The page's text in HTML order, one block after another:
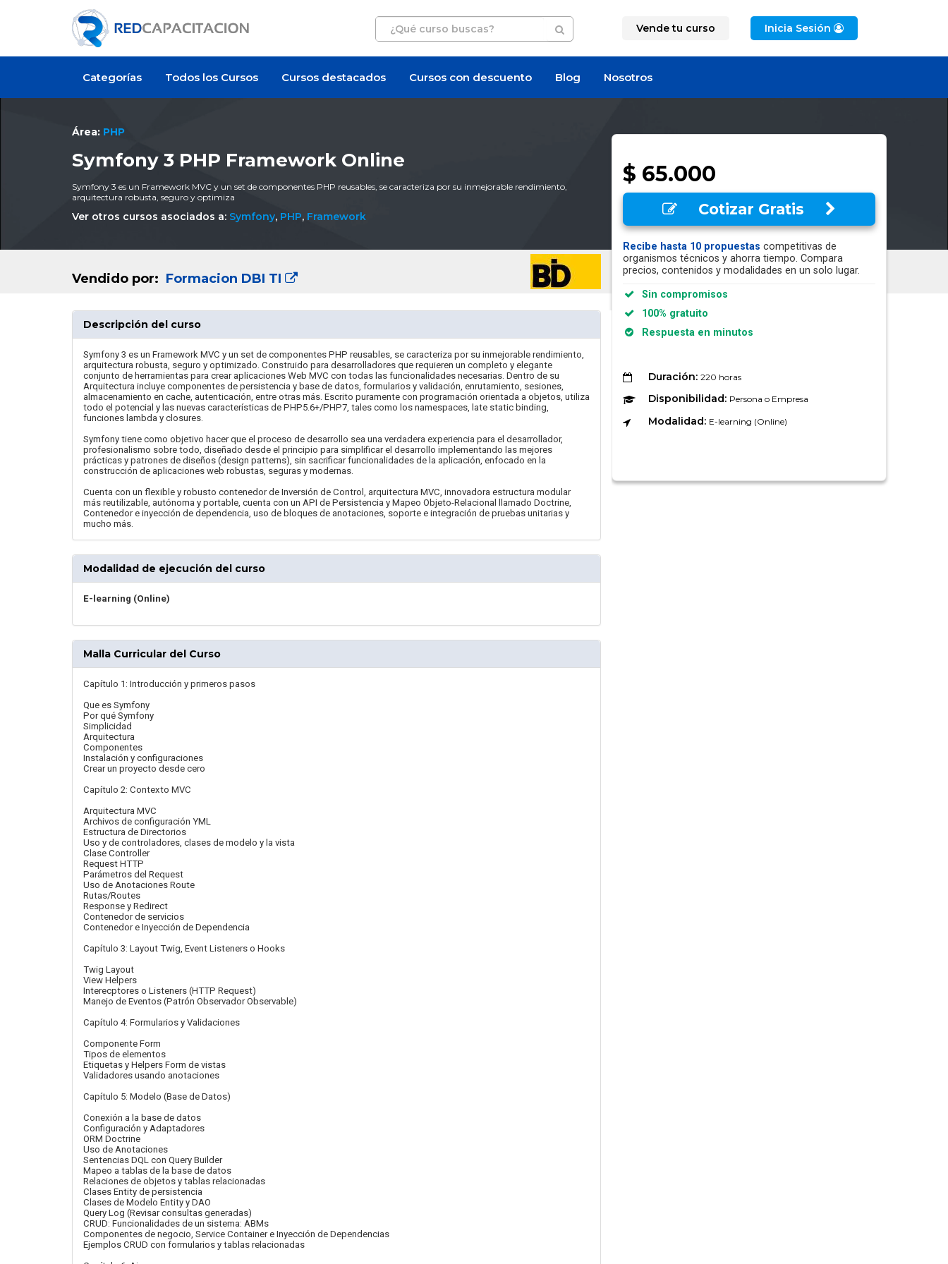
Vende tu curso Inicia Sesión
Categorías Todos los Cursos Cursos destacados Cursos con descuento Blog Nosotros
Área: PHP
Symfony 3 PHP Framework Online
Symfony 3 es un Framework MVC y un set de componentes PHP reusables, se caracteriza por su inmejorable rendimiento,
arquitectura robusta, seguro y optimiza
Ver otros cursos asociados a: Symfony, PHP, Framework
Vendido por: Formacion DBI TI
$ 65.000
Cotizar Gratis
Recibe hasta 10 propuestas competitivas de
organismos técnicos y ahorra tiempo. Compara
precios, contenidos y modalidades en un solo lugar.
Sin compromisos
100% gratuito
Respuesta en minutos
Duración: 220 horas
Disponibilidad: Persona o Empresa
Modalidad: E-learning (Online)
Descripción del curso
Symfony 3 es un Framework MVC y un set de componentes PHP reusables, se caracteriza por su inmejorable rendimiento,
arquitectura robusta, seguro y optimizado. Construido para desarrolladores que requieren un completo y elegante
conjunto de herramientas para crear aplicaciones Web MVC con todas las funcionalidades necesarias. Dentro de su
Arquitectura incluye componentes de persistencia y base de datos, formularios y validación, enrutamiento, sesiones,
almacenamiento en cache, autenticación, entre otras más. Escrito puramente con programación orientada a objetos, utiliza
todo el potencial y las nuevas características de PHP5.6+/PHP7, tales como los namespaces, late static binding,
funciones lambda y closures.
Symfony tiene como objetivo hacer que el proceso de desarrollo sea una verdadera experiencia para el desarrollador,
profesionalismo sobre todo, diseñado desde el principio para simplificar el desarrollo implementando las mejores
prácticas y patrones de diseños (design patterns), sin sacrificar funcionalidades de la aplicación, enfocado en la
construcción de aplicaciones web robustas, seguras y modernas.
Cuenta con un flexible y robusto contenedor de Inversión de Control, arquitectura MVC, innovadora estructura modular
más reutilizable, autónoma y portable, cuenta con un API de Persistencia y Mapeo Objeto-Relacional llamado Doctrine,
Contenedor e inyección de dependencia, uso de bloques de anotaciones, soporte e integración de pruebas unitarias y
mucho más.
Modalidad de ejecución del curso
E-learning (Online)
Malla Curricular del Curso
Capítulo 1: Introducción y primeros pasos
Que es Symfony
Por qué Symfony
Simplicidad
Arquitectura
Componentes
Instalación y configuraciones
Crear un proyecto desde cero
Capítulo 2: Contexto MVC
Arquitectura MVC
Archivos de configuración YML
Estructura de Directorios
Uso y de controladores, clases de modelo y la vista
Clase Controller
Request HTTP
Parámetros del Request
Uso de Anotaciones Route
Rutas/Routes
Response y Redirect
Contenedor de servicios
Contenedor e Inyección de Dependencia
Capítulo 3: Layout Twig, Event Listeners o Hooks
Twig Layout
View Helpers
Interecptores o Listeners (HTTP Request)
Manejo de Eventos (Patrón Observador Observable)
Capítulo 4: Formularios y Validaciones
Componente Form
Tipos de elementos
Etiquetas y Helpers Form de vistas
Validadores usando anotaciones
Capítulo 5: Modelo (Base de Datos)
Conexión a la base de datos
Configuración y Adaptadores
ORM Doctrine
Uso de Anotaciones
Sentencias DQL con Query Builder
Mapeo a tablas de la base de datos
Relaciones de objetos y tablas relacionadas
Clases Entity de persistencia
Clases de Modelo Entity y DAO
Query Log (Revisar consultas generadas)
CRUD: Funcionalidades de un sistema: ABMs
Componentes de negocio, Service Container e Inyección de Dependencias
Ejemplos CRUD con formularios y tablas relacionadas